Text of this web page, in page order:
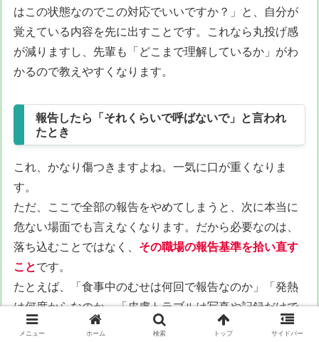
はこの状態なのでこの対応でいいですか？」と、自分が
覚えている内容を先に出すことです。これなら丸投げ感
が減りますし、先輩も「どこまで理解しているか」がわ
かるので教えやすくなります。
報告したら「それくらいで呼ばないで」と言われ
たとき
これ、かなり傷つきますよね。一気に口が重くなりま
す。
ただ、ここで全部の報告をやめてしまうと、次に本当に
危ない場面でも言えなくなります。だから必要なのは、
落ち込むことではなく、 その職場の報告基準を拾い直す
ことです。
たとえば、「食事中のむせは何回で報告なのか」「発熱
は何度からなのか」「皮膚トラブルは写真や記録だけで
いいのか、口頭も必要なのか」など、施設ごとの暗黙ル
メニュー ホーム 検索 トップ サイドバー